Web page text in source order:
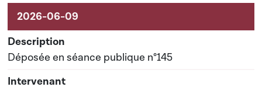
Aktivitéiten um Dossier
Déposée en séance publique n°145